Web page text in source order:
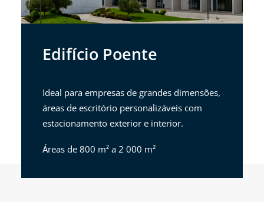
Edifício Poente
Ideal para empresas de grandes dimensões,
áreas de escritório personalizáveis com
estacionamento exterior e interior.
Áreas de 800 m² a 2 000 m²